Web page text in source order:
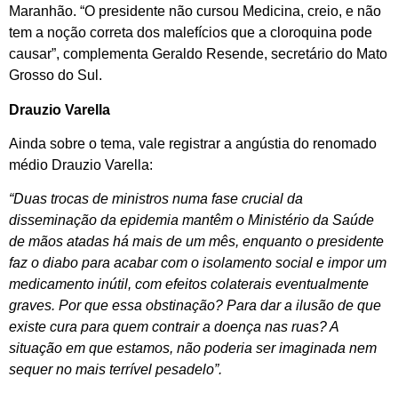
Maranhão. “O presidente não cursou Medicina, creio, e não
tem a noção correta dos malefícios que a cloroquina pode
causar”, complementa Geraldo Resende, secretário do Mato
Grosso do Sul.
Drauzio Varella
Ainda sobre o tema, vale registrar a angústia do renomado
médio Drauzio Varella:
“Duas trocas de ministros numa fase crucial da
disseminação da epidemia mantêm o Ministério da Saúde
de mãos atadas há mais de um mês, enquanto o presidente
faz o diabo para acabar com o isolamento social e impor um
medicamento inútil, com efeitos colaterais eventualmente
graves. Por que essa obstinação? Para dar a ilusão de que
existe cura para quem contrair a doença nas ruas? A
situação em que estamos, não poderia ser imaginada nem
sequer no mais terrível pesadelo”.